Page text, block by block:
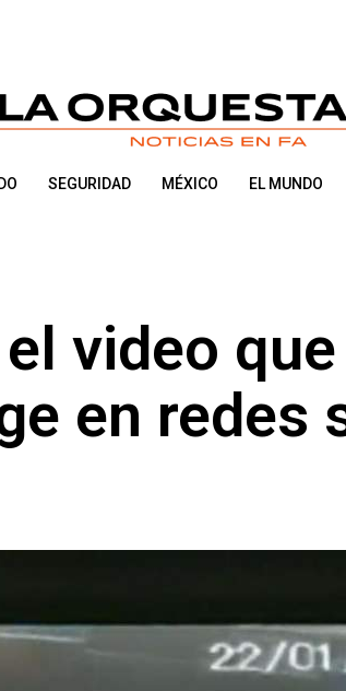
SEGURIDAD MÉXICO EL MUNDO
video
en redes